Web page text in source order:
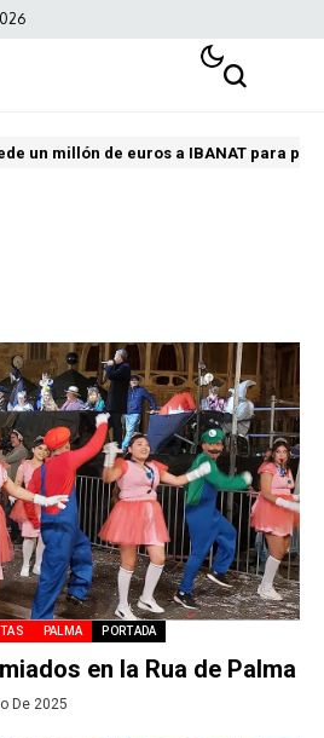
un millón de euros a IBANAT para
PALMA PORTADA
en la Rua de Palma
De 2025